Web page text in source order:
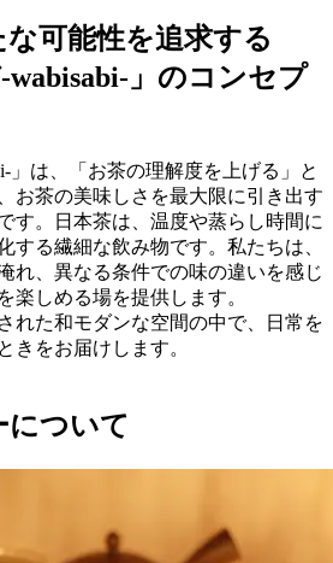
な可能性を追求する
-wabisabi-」のコンセプ
」は、「お茶の理解度を上げる」と
お茶の美味しさを最大限に引き出す
す。日本茶は、温度や蒸らし時間に
する繊細な飲み物です。私たちは、
れ、異なる条件での味の違いを感じ
楽しめる場を提供します。
れた和モダンな空間の中で、日常を
きをお届けします。
ついて